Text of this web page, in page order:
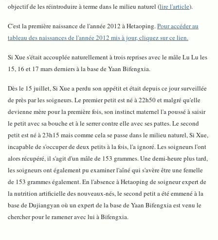
objectif de les réintroduire à terme dans le milieu naturel (lire l'article).
C'est la première naissance de l'année 2012 à Hetaoping.Pour accéder au
tableau des naissances de l'année 2012 mis à jour, cliquez sur ce lien.
Si Xue s'était accouplée naturellement à trois reprises avec le mâle Lu Lu les
15, 16 et 17 mars derniers à la base de Yaan Bifengxia.
Dès le 15 juillet, Si Xue a perdu son appétit et était depuis ce jour surveillée
de près par les soigneurs. Le premier petit est né à 22h50 et malgré qu'elle
devienne mère pour la première fois, son instinct maternel l'a poussé à saisir
le petit avec sa bouche et à le serrer contre elle avec ses pattes. Le second
petit est né à 23h15 mais comme cela se passe dans le milieu naturel, Si Xue,
incapable de s'occuper de deux petits à la fois, l'a ignoré. Les soigneurs l'ont
alors récupéré, il s'agit d'un mâle de 153 grammes. Une demi-heure plus tard,
les soigneurs ont également pu examiner l'aîné qui s'avère être une femelle
de 153 grammes également. En l'absence à Hetaoping de soigneur expert de
la nutrition artificielle des nouveaux-nés, le second petit a été emmené à la
base de Dujiangyan où un expert de la base de Yaan Bifengxia est venu le
chercher pour le ramener avec lui à Bifengxia.